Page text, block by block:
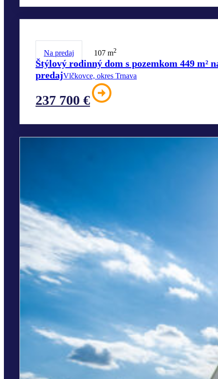
Na predaj 107 m2
Štýlový rodinný dom s pozemkom 449 m²
predajVlčkovce, okres Trnava
237 700 €